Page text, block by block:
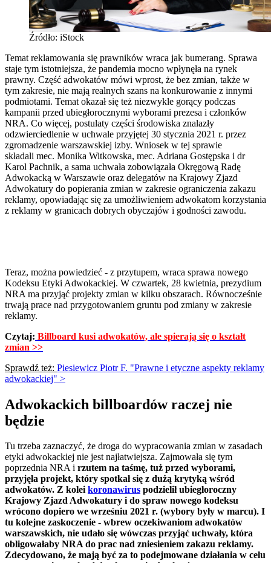
Źródło: iStock
Temat reklamowania się prawników wraca jak bumerang. Sprawa
staje tym istotniejsza, że pandemia mocno wpłynęła na rynek
prawny. Część adwokatów mówi wprost, że bez zmian, także w
tym zakresie, nie mają realnych szans na konkurowanie z innymi
podmiotami. Temat okazał się też niezwykle gorący podczas
kampanii przed ubiegłorocznymi wyborami prezesa i członków
NRA. Co więcej, postulaty części środowiska znalazły
odzwierciedlenie w uchwale przyjętej 30 stycznia 2021 r. przez
zgromadzenie warszawskiej izby. Wniosek w tej sprawie
składali mec. Monika Witkowska, mec. Adriana Gostępska i dr
Karol Pachnik, a sama uchwała zobowiązała Okręgową Radę
Adwokacką w Warszawie oraz delegatów na Krajowy Zjazd
Adwokatury do popierania zmian w zakresie ograniczenia zakazu
reklamy, opowiadając się za umożliwieniem adwokatom korzystania
z reklamy w granicach dobrych obyczajów i godności zawodu.
Teraz, można powiedzieć - z przytupem, wraca sprawa nowego
Kodeksu Etyki Adwokackiej. W czwartek, 28 kwietnia, prezydium
NRA ma przyjąć projekty zmian w kilku obszarach. Równocześnie
trwają prace nad przygotowaniem gruntu pod zmiany w zakresie
reklamy.
Czytaj: Billboard kusi adwokatów, ale spierają się o kształt
zmian >>
Sprawdź też: Piesiewicz Piotr F. "Prawne i etyczne aspekty reklamy
adwokackiej" >
Adwokackich billboardów raczej nie
będzie
Tu trzeba zaznaczyć, że droga do wypracowania zmian w zasadach
etyki adwokackiej nie jest najłatwiejsza. Zajmowała się tym
poprzednia NRA i rzutem na taśmę, tuż przed wyborami,
przyjęła projekt, który spotkał się z dużą krytyką wśród
adwokatów. Z koleikoronawirus podzielił ubiegłoroczny
Krajowy Zjazd Adwokatury i do spraw nowego kodeksu
wrócono dopiero we wrześniu 2021 r. (wybory były w marcu). I
tu kolejne zaskoczenie - wbrew oczekiwaniom adwokatów
warszawskich, nie udało się wówczas przyjąć uchwały, która
obligowałaby NRA do prac nad zniesieniem zakazu reklamy.
Zdecydowano, że mają być za to podejmowane działania w celu